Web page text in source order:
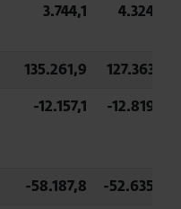
3.744,1 4.324,4
135.261,9
127.363,3
-12.157,1 -12.819,7
-58.187,8
-52.635,5